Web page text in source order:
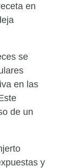
en
se
en las
de un
y